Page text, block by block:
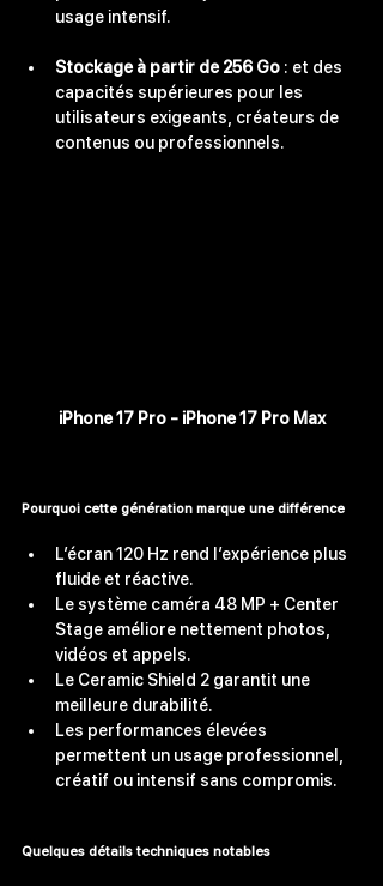
usage intensif.
Stockage à partir de 256 Go : et des
capacités supérieures pour les
utilisateurs exigeants, créateurs de
contenus ou professionnels.
iPhone 17 Pro - iPhone 17 Pro Max
Pourquoi cette génération marque une différence
L’écran 120 Hz rend l’expérience plus
fluide et réactive.
Le système caméra 48 MP + Center
Stage améliore nettement photos,
vidéos et appels.
Le Ceramic Shield 2 garantit une
meilleure durabilité.
Les performances élevées
permettent un usage professionnel,
créatif ou intensif sans compromis.
Quelques détails techniques notables